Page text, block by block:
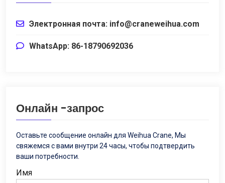
Электронная почта: info@craneweihua.com
WhatsApp: 86-18790692036
Онлайн -запрос
Оставьте сообщение онлайн для Weihua Crane, Мы
свяжемся с вами внутри 24 часы, чтобы подтвердить
ваши потребности.
Имя